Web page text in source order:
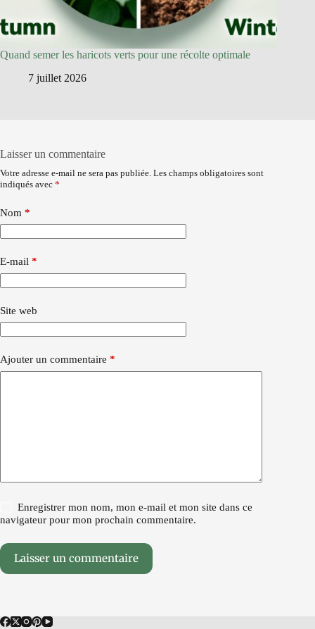
Quand semer les haricots verts pour une récolte optimale
7 juillet 2026
Laisser un commentaire
Votre adresse e-mail ne sera pas publiée. Les champs obligatoires sont
indiqués avec *
Nom *
E-mail *
Site web
Ajouter un commentaire *
Enregistrer mon nom, mon e-mail et mon site dans ce
navigateur pour mon prochain commentaire.
Laisser un commentaire